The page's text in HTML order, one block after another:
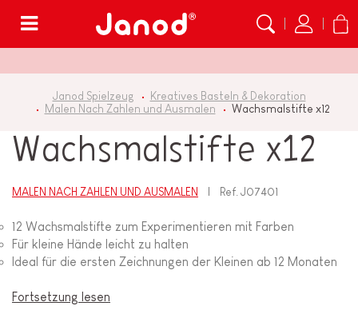
Janod Spielzeug
Kreatives Basteln & Dekoration
Malen Nach Zahlen und Ausmalen
Wachsmalstifte x12
Wachsmalstifte x12
MALEN NACH ZAHLEN UND AUSMALEN Ref.J07401
12 Wachsmalstifte zum Experimentieren mit Farben
Für kleine Hände leicht zu halten
Ideal für die ersten Zeichnungen der Kleinen ab 12 Monaten
Fortsetzung lesen